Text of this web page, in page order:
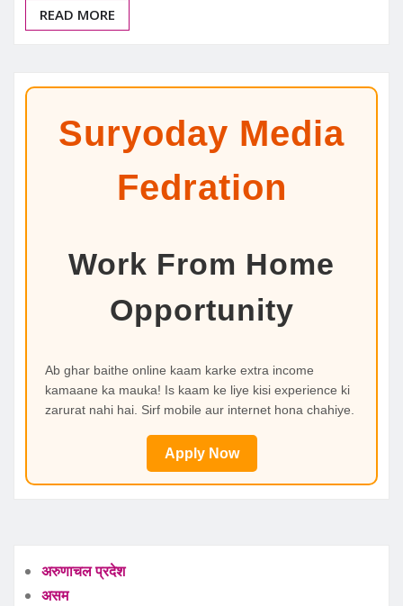
READ MORE
Suryoday Media
Fedration
Work From Home
Opportunity
Ab ghar baithe online kaam karke extra income
kamaane ka mauka! Is kaam ke liye kisi experience ki
zarurat nahi hai. Sirf mobile aur internet hona chahiye.
Apply Now
अरुणाचल प्रदेश
असम